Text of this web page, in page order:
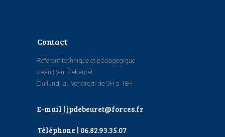
Contact
Référent technique et pédagogique
Jean Paul Debeuret
Du lundi au vendredi de 9H à 18H
E-mail | jpdebeuret@forces.fr
Téléphone | 06.82.93.35.07